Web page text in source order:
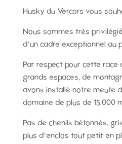
Husky du Vercors vous
Nous sommes très
d’un cadre exceptionnel au
Par respect pour cette race
grands espaces, de
avons installé notre meute
domaine de plus de 15.000
Pas de chenils bétonnés,
plus d’enclos tout petit en